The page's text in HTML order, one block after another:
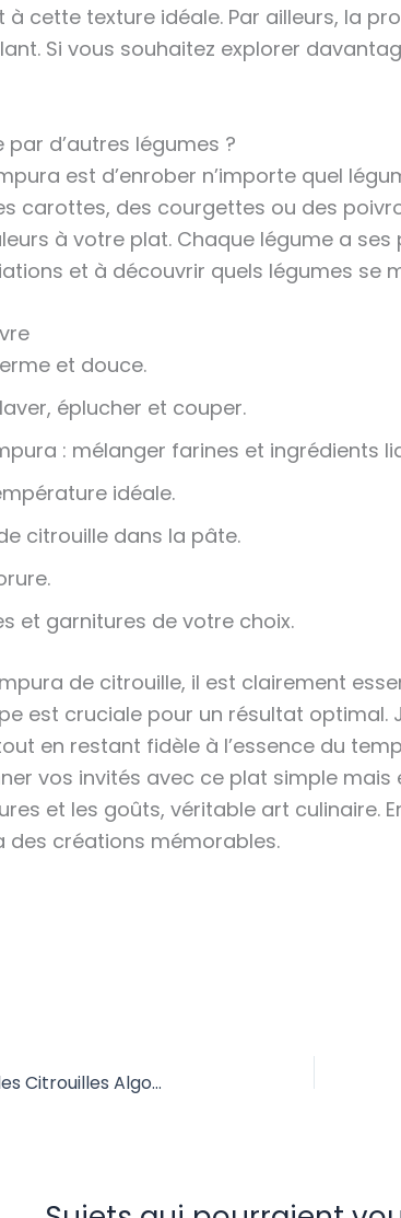
cette texture idéale. Par ailleurs, la
Si vous souhaitez explorer
d’autres légumes ?
est d’enrober n’importe quel
carottes, des courgettes ou des
à votre plat. Chaque légume a
et à découvrir quels légumes se
et douce.
éplucher et couper.
: mélanger farines et ingrédients
idéale.
citrouille dans la pâte.
et garnitures de votre choix.
de citrouille, il est clairement
est cruciale pour un résultat
en restant fidèle à l’essence du
vos invités avec ce plat simple
et les goûts, véritable art culinaire.
créations mémorables.
Optimisation des Cultures: L’Utilisation des Citrouilles Algorithmiques pour une Surveillance Efficace